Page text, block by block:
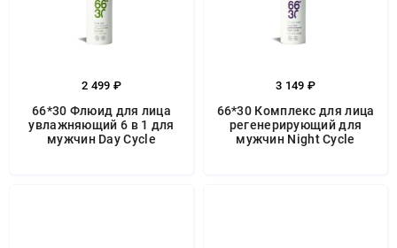
2 499 ₽
66*30 Флюид для лица
увлажняющий 6 в 1 для
мужчин Day Cycle
3 149 ₽
66*30 Комплекс для лица
регенерирующий для
мужчин Night Cycle